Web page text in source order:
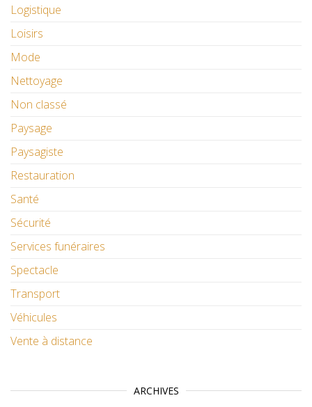
Logistique
Loisirs
Mode
Nettoyage
Non classé
Paysage
Paysagiste
Restauration
Santé
Sécurité
Services funéraires
Spectacle
Transport
Véhicules
Vente à distance
ARCHIVES